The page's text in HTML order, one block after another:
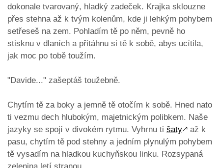
dokonale tvarovaný, hladký zadeček. Krajka sklouzne
přes stehna až k tvým kolenům, kde ji lehkým pohybem
setřeseš na zem. Pohladím tě po něm, pevně ho
stisknu v dlaních a přitáhnu si tě k sobě, abys ucítila,
jak moc po tobě toužím.
​"Davide..." zašeptáš toužebně.
​Chytím tě za boky a jemně tě otočím k sobě. Hned nato
ti vezmu dech hlubokým, majetnickým polibkem. Naše
jazyky se spojí v divokém rytmu. Vyhrnu ti šaty🡕 až k
pasu, chytím tě pod stehny a jedním plynulým pohybem
tě vysadím na hladkou kuchyňskou linku. Rozsypaná